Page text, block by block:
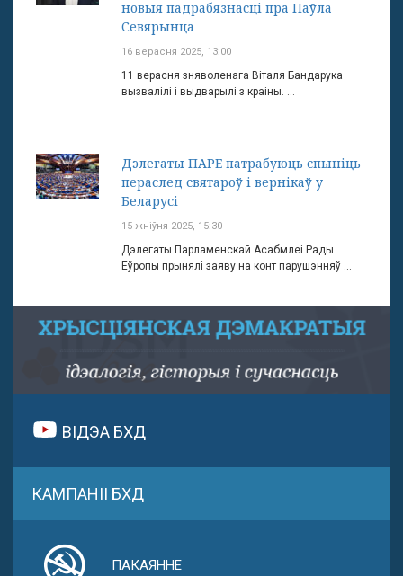
новыя падрабязнасці пра Паўла
Севярынца
16 верасня 2025, 13:00
11 верасня зняволенага Віталя Бандарука
вызвалілі і выдварылі з краіны. ...
Дэлегаты ПАРЕ патрабуюць спыніць
пераслед святароў і вернікаў у
Беларусі
15 жніўня 2025, 15:30
Дэлегаты Парламенскай Асабмлеі Рады
Еўропы прынялі заяву на конт парушэнняў ...
ВІДЭА БХД
КАМПАНІІ БХД
ПАКАЯННЕ